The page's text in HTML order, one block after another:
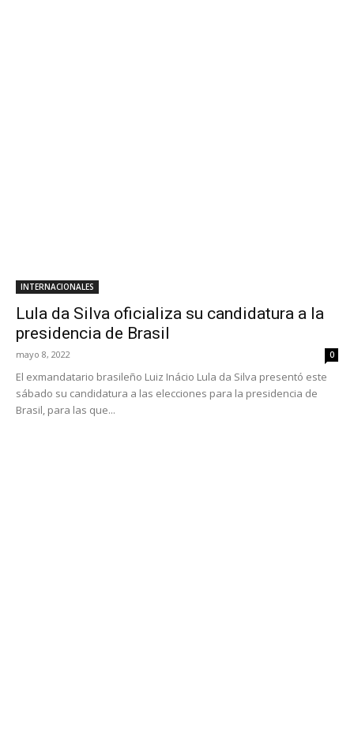
INTERNACIONALES
Lula da Silva oficializa su candidatura a la
presidencia de Brasil
mayo 8, 2022 0
El exmandatario brasileño Luiz Inácio Lula da Silva presentó este
sábado su candidatura a las elecciones para la presidencia de
Brasil, para las que...